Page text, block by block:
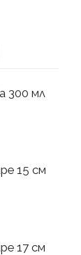
300 мл
15 см
17 см